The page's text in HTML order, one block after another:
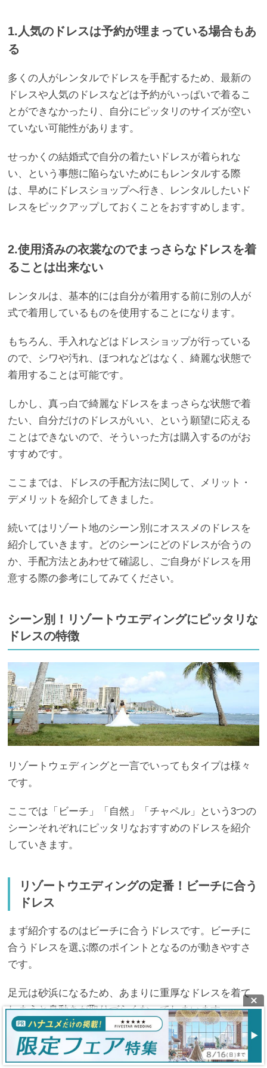
1.人気のドレスは予約が埋まっている場合もあ
る
多くの人がレンタルでドレスを手配するため、最新の
ドレスや人気のドレスなどは予約がいっぱいで着るこ
とができなかったり、自分にピッタリのサイズが空い
ていない可能性があります。
せっかくの結婚式で自分の着たいドレスが着られな
い、という事態に陥らないためにもレンタルする際
は、早めにドレスショップへ行き、レンタルしたいド
レスをピックアップしておくことをおすすめします。
2.使用済みの衣裳なのでまっさらなドレスを着
ることは出来ない
レンタルは、基本的には自分が着用する前に別の人が
式で着用しているものを使用することになります。
もちろん、手入れなどはドレスショップが行っている
ので、シワや汚れ、ほつれなどはなく、綺麗な状態で
着用することは可能です。
しかし、真っ白で綺麗なドレスをまっさらな状態で着
たい、自分だけのドレスがいい、という願望に応える
ことはできないので、そういった方は購入するのがお
すすめです。
ここまでは、ドレスの手配方法に関して、メリット・
デメリットを紹介してきました。
続いてはリゾート地のシーン別にオススメのドレスを
紹介していきます。どのシーンにどのドレスが合うの
か、手配方法とあわせて確認し、ご自身がドレスを用
意する際の参考にしてみてください。
シーン別！リゾートウエディングにピッタリな
ドレスの特徴
リゾートウェディングと一言でいってもタイプは様々
です。
ここでは「ビーチ」「自然」「チャペル」という3つの
シーンそれぞれにピッタリなおすすめのドレスを紹介
していきます。
リゾートウエディングの定番！ビーチに合う
ドレス
まず紹介するのはビーチに合うドレスです。ビーチに
合うドレスを選ぶ際のポイントとなるのが動きやすさ
です。
足元は砂浜になるため、あまりに重厚なドレスを着て
しまうと身動きが取りづらくなってしまいます。
そこで、トレーンが短く、動きやすさを重視したドレ
スを選ぶことをオススメします。